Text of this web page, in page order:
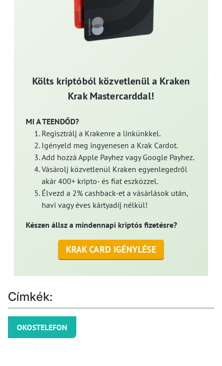
Költs kriptóból közvetlenül a Kraken
Krak Mastercarddal!
MI A TEENDŐD?
Regisztrálj a Krakenre a linkünkkel.
Igényeld meg ingyenesen a Krak Cardot.
Add hozzá Apple Payhez vagy Google Payhez.
Vásárolj közvetlenül Kraken egyenlegedről
akár 400+ kripto- és fiat eszközzel.
Élvezd a 2% cashback-et a vásárlások után,
havi vagy éves kártyadíj nélkül!
Készen állsz a mindennapi kriptós fizetésre?
KRAK CARD IGÉNYLÉSE
Címkék:
OKOSTELEFON